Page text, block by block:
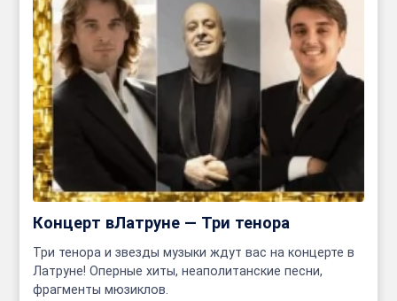
Концерт вЛатруне — Три тенора
Три тенора и звезды музыки ждут вас на концерте в
Латруне! Оперные хиты, неаполитанские песни,
фрагменты мюзиклов.